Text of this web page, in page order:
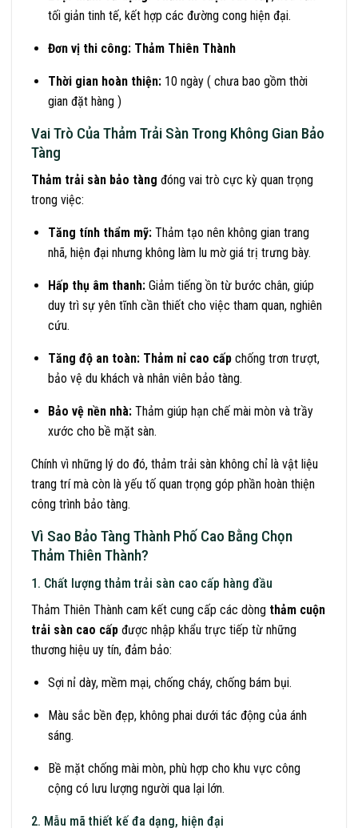
tối giản tinh tế, kết hợp các đường cong hiện đại.
Đơn vị thi công: Thảm Thiên Thành
Thời gian hoàn thiện:10 ngày ( chưa bao gồm thời
gian đặt hàng )
Vai Trò Của Thảm Trải Sàn Trong Không Gian Bảo
Tàng
Thảm trải sàn bảo tàng đóng vai trò cực kỳ quan trọng
trong việc:
Tăng tính thẩm mỹ:Thảm tạo nên không gian trang
nhã, hiện đại nhưng không làm lu mờ giá trị trưng bày.
Hấp thụ âm thanh:Giảm tiếng ồn từ bước chân, giúp
duy trì sự yên tĩnh cần thiết cho việc tham quan, nghiên
cứu.
Tăng độ an toàn: Thảm nỉ cao cấpchống trơn trượt,
bảo vệ du khách và nhân viên bảo tàng.
Bảo vệ nền nhà:Thảm giúp hạn chế mài mòn và trầy
xước cho bề mặt sàn.
Chính vì những lý do đó, thảm trải sàn không chỉ là vật liệu
trang trí mà còn là yếu tố quan trọng góp phần hoàn thiện
công trình bảo tàng.
Vì Sao Bảo Tàng Thành Phố Cao Bằng Chọn
Thảm Thiên Thành?
1. Chất lượng thảm trải sàn cao cấp hàng đầu
Thảm Thiên Thành cam kết cung cấp các dòng thảm cuộn
trải sàn cao cấp được nhập khẩu trực tiếp từ những
thương hiệu uy tín, đảm bảo:
Sợi nỉ dày, mềm mại, chống cháy, chống bám bụi.
Màu sắc bền đẹp, không phai dưới tác động của ánh
sáng.
Bề mặt chống mài mòn, phù hợp cho khu vực công
cộng có lưu lượng người qua lại lớn.
2. Mẫu mã thiết kế đa dạng, hiện đại